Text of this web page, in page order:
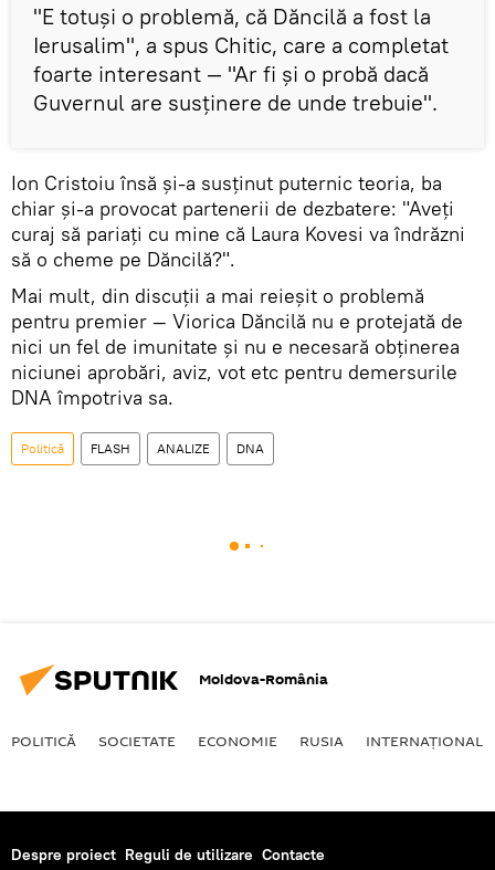
"E totuși o problemă, că Dăncilă a fost la
Ierusalim", a spus Chitic, care a completat
foarte interesant — "Ar fi și o probă dacă
Guvernul are susținere de unde trebuie".
Ion Cristoiu însă și-a susținut puternic teoria, ba
chiar și-a provocat partenerii de dezbatere: "Aveți
curaj să pariați cu mine că Laura Kovesi va îndrăzni
să o cheme pe Dăncilă?".
Mai mult, din discuții a mai reieșit o problemă
pentru premier — Viorica Dăncilă nu e protejată de
nici un fel de imunitate și nu e necesară obținerea
niciunei aprobări, aviz, vot etc pentru demersurile
DNA împotriva sa.
Politică FLASH ANALIZE DNA
Moldova-România
POLITICĂ SOCIETATE ECONOMIE RUSIA INTERNAŢIONAL
Despre proiect Reguli de utilizare Contacte